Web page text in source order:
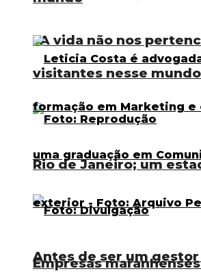
“A vida não nos
visitantes nesse
Rio de Janeiro; um
Antes de ser um
Empresas